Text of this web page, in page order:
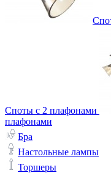
Споты с 2 плафонами
плафонами
Бра
Настольные лампы
Торшеры